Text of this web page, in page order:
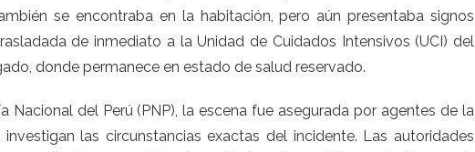
se encontraba en la habitación, pero aún presentaba signos
de inmediato a la Unidad de Cuidados Intensivos (UCI) del
donde permanece en estado de salud reservado.
Nacional del Perú (PNP), la escena fue asegurada por agentes de la
las circunstancias exactas del incidente. Las autoridades